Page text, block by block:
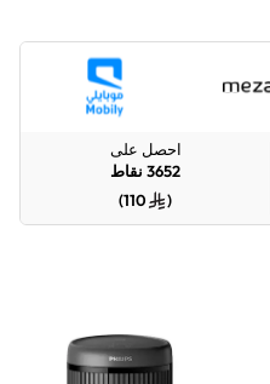
احصل على
3652 نقاط
(
110
)